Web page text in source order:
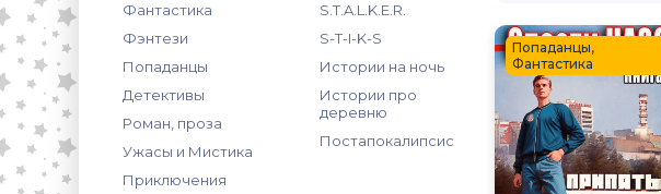
Фантастика
Фэнтези
Попаданцы
Детективы
Роман, проза
Ужасы и Мистика
Приключения
S.T.A.L.K.E.R.
S-T-I-K-S
Истории на ночь
Истории про
деревню
Постапокалипсис
Попаданцы,
Фантастика